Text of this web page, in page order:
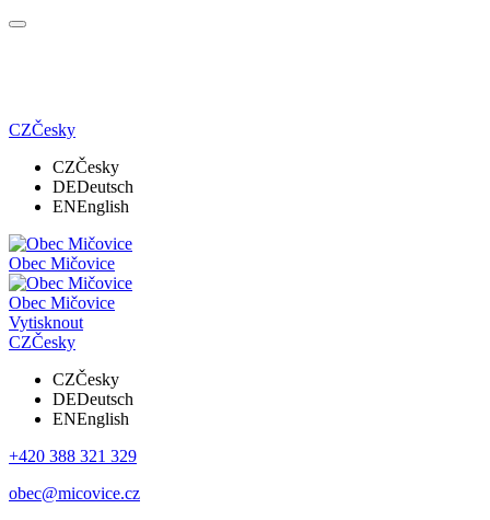
CZČesky
CZČesky
DEDeutsch
ENEnglish
Obec Mičovice
Obec Mičovice
Vytisknout
CZČesky
CZČesky
DEDeutsch
ENEnglish
+420 388 321 329
obec@micovice.cz